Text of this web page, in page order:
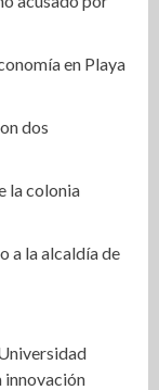
en Playa
dos
la colonia
a la alcaldía de
innovación